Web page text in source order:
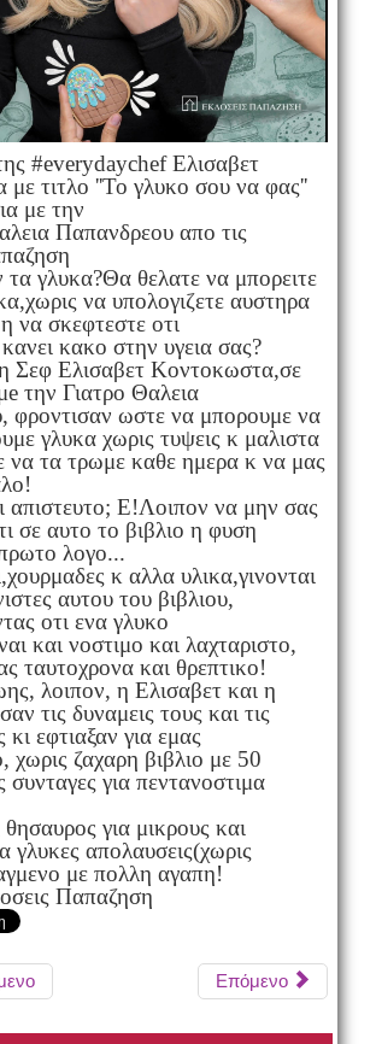
#everydaychef Ελισαβετ
τιτλο ''Το γλυκο σου να φας''
με την
Παπανδρεου απο τις
γλυκα?Θα θελατε να μπορειτε
να υπολογιζετε αυστηρα
η να σκεφτεστε οτι
κακο στην υγεια σας?
Σεφ Ελισαβετ Κοντοκωστα,σε
την Γιατρο Θαλεια
φροντισαν ωστε να μπορουμε να
γλυκα χωρις τυψεις κ μαλιστα
να τα τρωμε καθε ημερα κ να μας
απιστευτο; Ε!Λοιπον να μην σας
σε αυτο το βιβλιο η φυση
λογο...
κ αλλα υλικα,γινονται
αυτου του βιβλιου,
οτι ενα γλυκο
και νοστιμο και λαχταριστο,
ταυτοχρονα και θρεπτικο!
λοιπον, η Ελισαβετ και η
τις δυναμεις τους και τις
κι εφτιαξαν για εμας
χωρις ζαχαρη βιβλιο με 50
συνταγες για πεντανοστιμα
για μικρους και
γλυκες απολαυσεις(χωρις
με πολλη αγαπη!
Παπαζηση
Επόμενο